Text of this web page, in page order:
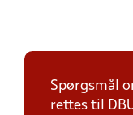
Spørgsmål
rettes til